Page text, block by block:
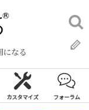
になる
検
索:
カスタマイズ フォーラム